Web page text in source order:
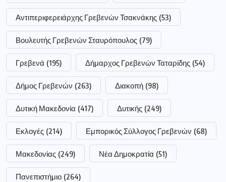
Αντιπεριφερειάρχης Γρεβενών Τσακνάκης (53)
Βουλευτής Γρεβενών Σταυρόπουλος (79)
Γρεβενά (195) Δήμαρχος Γρεβενών Ταταρίδης (54)
Δήμος Γρεβενών (263) Διακοπή (98)
Δυτική Μακεδονία (417) Δυτικής (249)
Εκλογές (214) Εμπορικός Σύλλογος Γρεβενών (68)
Μακεδονίας (249) Νέα Δημοκρατία (51)
Πανεπιστήμιο (264)